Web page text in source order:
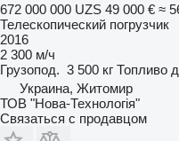
672 000 000 UZS 49 000 € ≈
Телескопический погрузчик
2016
2 300 м/ч
Грузопод. 3 500 кг Топливо
Украина, Житомир
ТОВ "Нова-Технологія"
Связаться с продавцом